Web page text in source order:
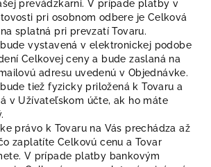
prevádzkarni. V prípade platby v
pri osobnom odbere je Celková
splatná pri prevzatí Tovaru.
bude vystavená v elektronickej podobe
Celkovej ceny a bude zaslaná na
adresu uvedenú v Objednávke.
tiež fyzicky priložená k Tovaru a
v Užívateľskom účte, ak ho máte
právo k Tovaru na Vás prechádza až
zaplatíte Celkovú cenu a Tovar
V prípade platby bankovým